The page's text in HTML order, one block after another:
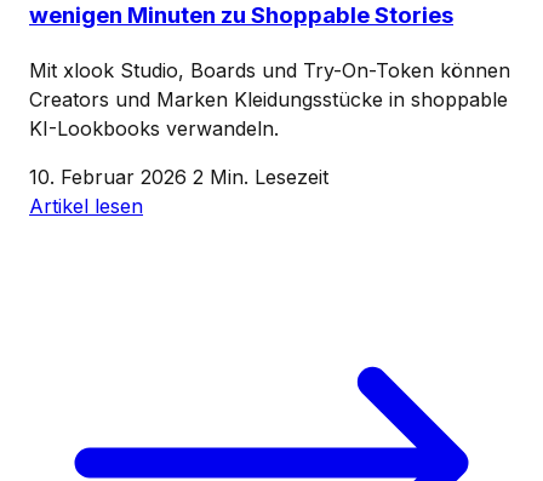
wenigen Minuten zu Shoppable Stories
Mit xlook Studio, Boards und Try-On-Token können
Creators und Marken Kleidungsstücke in shoppable
KI-Lookbooks verwandeln.
10. Februar 2026 2 Min. Lesezeit
Artikel lesen